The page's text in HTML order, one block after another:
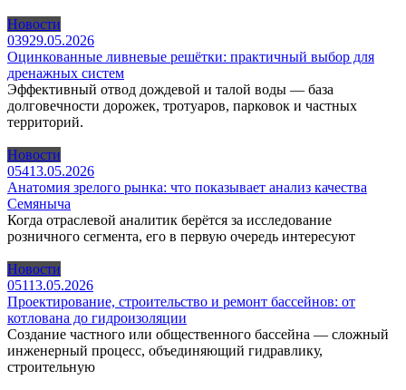
Новости
03929.05.2026
Оцинкованные ливневые решётки: практичный выбор для
дренажных систем
Эффективный отвод дождевой и талой воды — база
долговечности дорожек, тротуаров, парковок и частных
территорий.
Новости
05413.05.2026
Анатомия зрелого рынка: что показывает анализ качества
Семяныча
Когда отраслевой аналитик берётся за исследование
розничного сегмента, его в первую очередь интересуют
Новости
05113.05.2026
Проектирование, строительство и ремонт бассейнов: от
котлована до гидроизоляции
Создание частного или общественного бассейна — сложный
инженерный процесс, объединяющий гидравлику,
строительную